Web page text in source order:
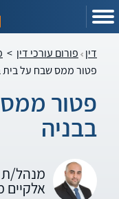
דין פורום עורכי דין >
פטור ממס שבח על בית
פטור
בבניה
מנהל/ת
אלקיים